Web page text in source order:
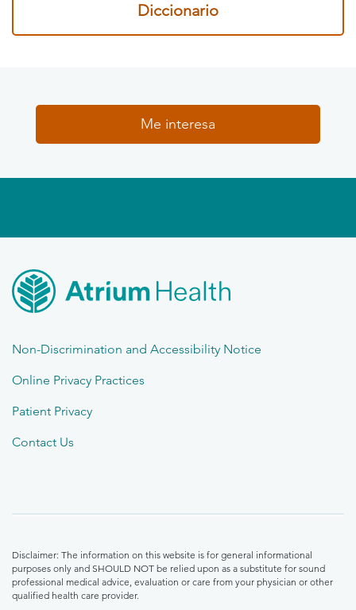
Diccionario
Me interesa
Non-Discrimination and Accessibility Notice
Online Privacy Practices
Patient Privacy
Contact Us
Disclaimer: The information on this website is for general informational
purposes only and SHOULD NOT be relied upon as a substitute for sound
professional medical advice, evaluation or care from your physician or other
qualified health care provider.